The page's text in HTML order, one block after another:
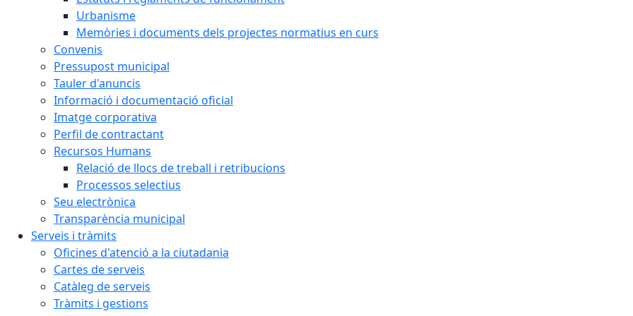
Urbanisme
Memòries i documents dels projectes normatius en curs
Convenis
Pressupost municipal
Tauler d'anuncis
Informació i documentació oficial
Imatge corporativa
Perfil de contractant
Recursos Humans
Relació de llocs de treball i retribucions
Processos selectius
Seu electrònica
Transparència municipal
Serveis i tràmits
Oficines d'atenció a la ciutadania
Cartes de serveis
Catàleg de serveis
Tràmits i gestions